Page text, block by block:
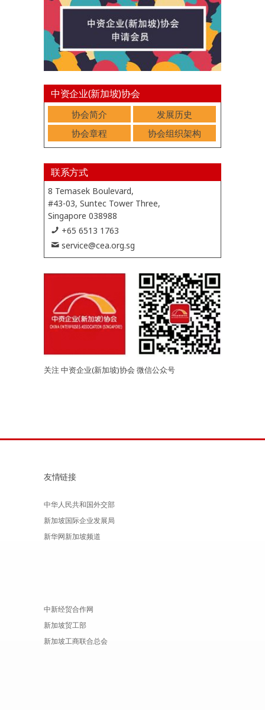
中资企业(新加坡)协会
协会简介
发展历史
协会章程
协会组织架构
联系方式
8 Temasek Boulevard,
#43-03, Suntec Tower Three,
Singapore 038988
+65 6513 1763
service@cea.org.sg
关注 中资企业(新加坡)协会 微信公众号
友情链接
中华人民共和国外交部
新加坡国际企业发展局
新华网新加坡频道
中新经贸合作网
新加坡贸工部
新加坡工商联合总会